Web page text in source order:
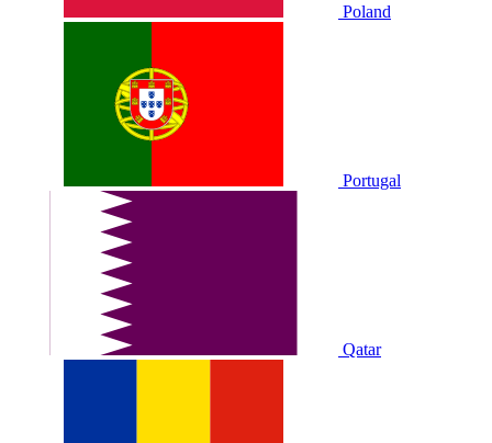
Poland
Portugal
Qatar